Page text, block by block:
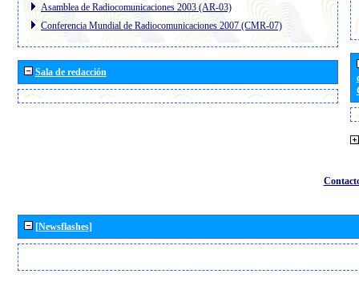
Asamblea de Radiocomunicaciones 2003 (AR-03)
Conferencia Mundial de Radiocomunicaciones 2007 (CMR-07)
Sala de redacción
[Newsflashes]